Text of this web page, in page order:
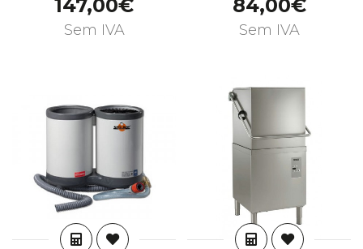
147,00€
Sem IVA
84,00€
Sem IVA
ADICIONAR
ADICIONAR